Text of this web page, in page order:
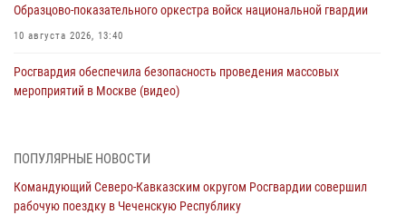
Образцово-показательного оркестра войск национальной гвардии
10 августа 2026, 13:40
Росгвардия обеспечила безопасность проведения массовых
мероприятий в Москве (видео)
В Югре росгвардейцы приняли участие в памятном мероприятии,
10 августа 2026, 13:00
ПОПУЛЯРНЫЕ НОВОСТИ
Командующий Северо-Кавказским округом Росгвардии совершил
рабочую поездку в Чеченскую Республику